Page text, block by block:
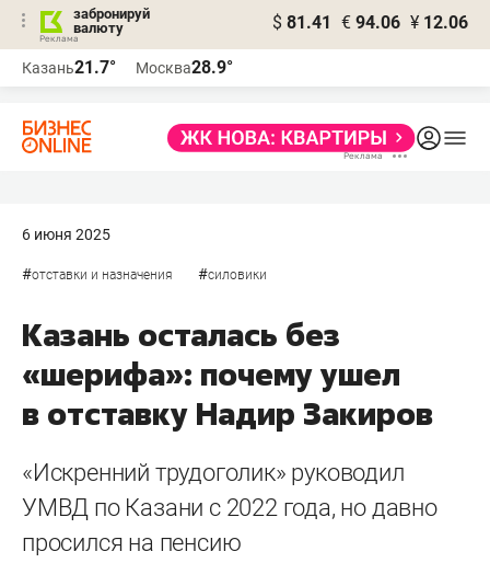
забронируй
валюту
$ 81.41 € 94.06 ¥ 12.06
Казань21.7° Москва28.9°
6 июня 2025
#отставки и назначения #силовики
Казань осталась без
«шерифа»: почему ушел
в отставку Надир Закиров
«Искренний трудоголик» руководил
УМВД по Казани с 2022 года, но давно
просился на пенсию